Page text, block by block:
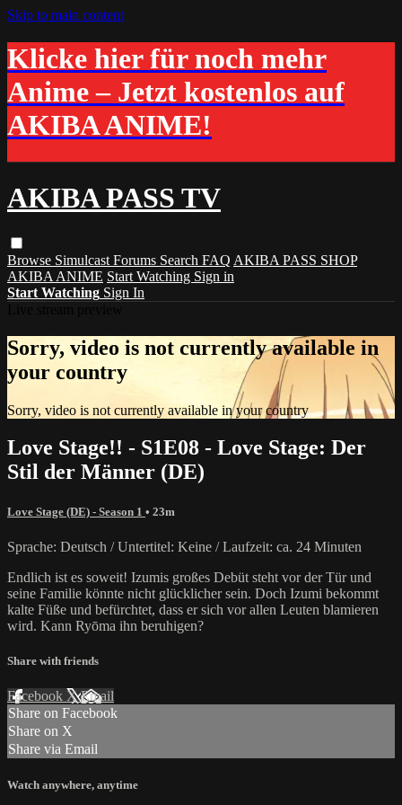
Skip to main content
Klicke hier für noch mehr
Anime – Jetzt kostenlos auf
AKIBA ANIME!
AKIBA PASS TV
Browse Simulcast Forums Search FAQ AKIBA PASS SHOP
AKIBA ANIME Start Watching Sign in
Start Watching Sign In
Sorry, video is not currently available in
your country
Sorry, video is not currently available in your country
Love Stage!! - S1E08 - Love Stage: Der
Stil der Männer (DE)
Love Stage (DE) - Season 1 • 23m
Sprache: Deutsch / Untertitel: Keine / Laufzeit: ca. 24 Minuten
Endlich ist es soweit! Izumis großes Debüt steht vor der Tür und
seine Familie könnte nicht glücklicher sein. Doch Izumi bekommt
kalte Füße und befürchtet, dass er sich vor allen Leuten blamieren
wird. Kann Ryōma ihn beruhigen?
Share with friends
Facebook XEmail
Share on Facebook
Share on X
Share via Email
Watch anywhere, anytime